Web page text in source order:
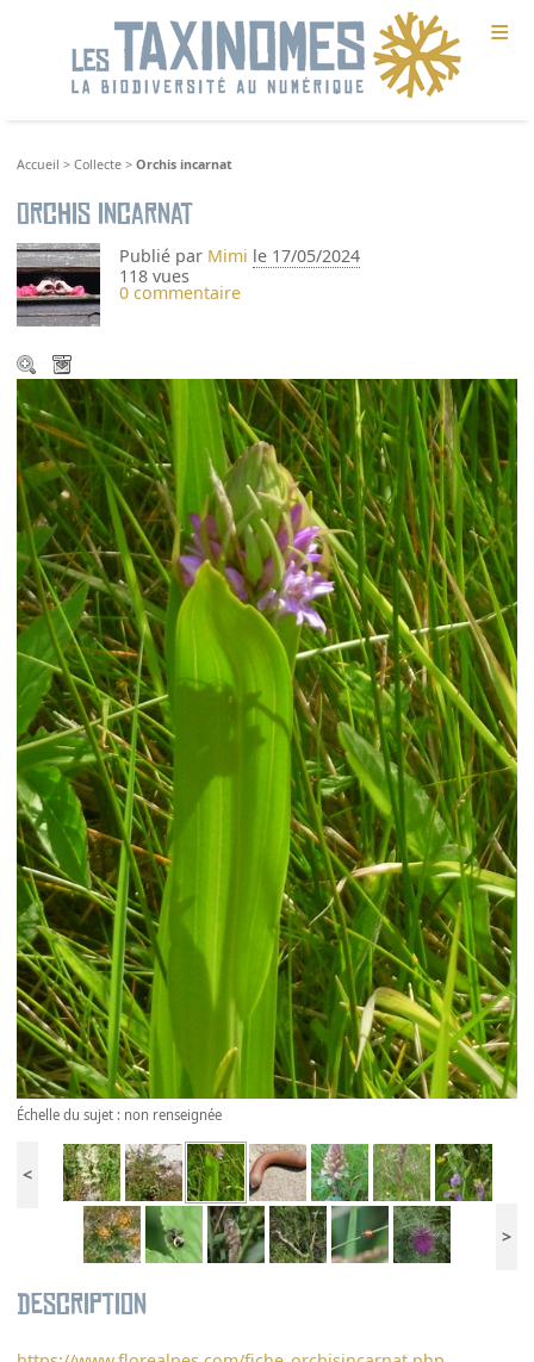
≡
Accueil >Collecte >Orchis incarnat
Orchis incarnat
Publié par Mimi le 17/05/2024
118 vues
0 commentaire
Échelle du sujet : non renseignée
<
>
Description